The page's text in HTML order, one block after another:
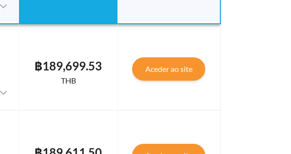
฿189,699.53
THB
Aceder ao site